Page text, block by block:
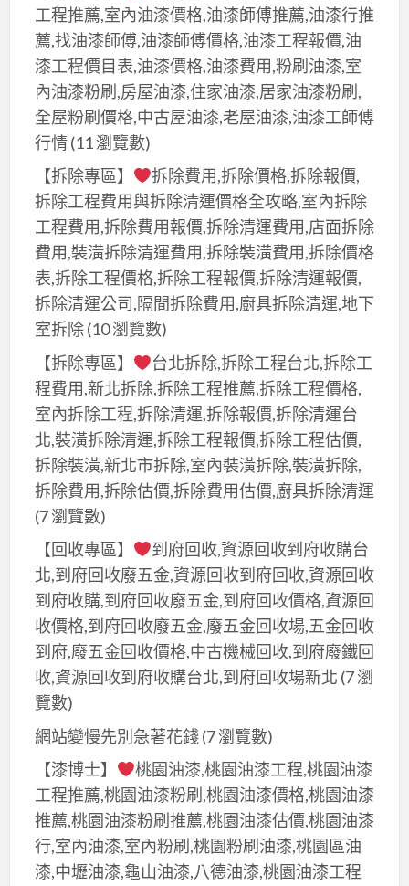
工程推薦,室內油漆價格,油漆師傅推薦,油漆行推
薦,找油漆師傅,油漆師傅價格,油漆工程報價,油
漆工程價目表,油漆價格,油漆費用,粉刷油漆,室
內油漆粉刷,房屋油漆,住家油漆,居家油漆粉刷,
全屋粉刷價格,中古屋油漆,老屋油漆,油漆工師傅
行情(11 瀏覽數)
【拆除專區】
拆除費用,拆除價格,拆除報價,
拆除工程費用與拆除清運價格全攻略,室內拆除
工程費用,拆除費用報價,拆除清運費用,店面拆除
費用,裝潢拆除清運費用,拆除裝潢費用,拆除價格
表,拆除工程價格,拆除工程報價,拆除清運報價,
拆除清運公司,隔間拆除費用,廚具拆除清運,地下
室拆除(10 瀏覽數)
【拆除專區】
台北拆除,拆除工程台北,拆除工
程費用,新北拆除,拆除工程推薦,拆除工程價格,
室內拆除工程,拆除清運,拆除報價,拆除清運台
北,裝潢拆除清運,拆除工程報價,拆除工程估價,
拆除裝潢,新北市拆除,室內裝潢拆除,裝潢拆除,
拆除費用,拆除估價,拆除費用估價,廚具拆除清運
(7 瀏覽數)
【回收專區】
到府回收,資源回收到府收購台
北,到府回收廢五金,資源回收到府回收,資源回收
到府收購,到府回收廢五金,到府回收價格,資源回
收價格,到府回收廢五金,廢五金回收場,五金回收
到府,廢五金回收價格,中古機械回收,到府廢鐵回
收,資源回收到府收購台北,到府回收場新北 (7 瀏
覽數)
網站變慢先別急著花錢(7 瀏覽數)
【漆博士】
桃園油漆,桃園油漆工程,桃園油漆
工程推薦,桃園油漆粉刷,桃園油漆價格,桃園油漆
推薦,桃園油漆粉刷推薦,桃園油漆估價,桃園油漆
行,室內油漆,室內粉刷,桃園粉刷油漆,桃園區油
漆,中壢油漆,龜山油漆,八德油漆,桃園油漆工程